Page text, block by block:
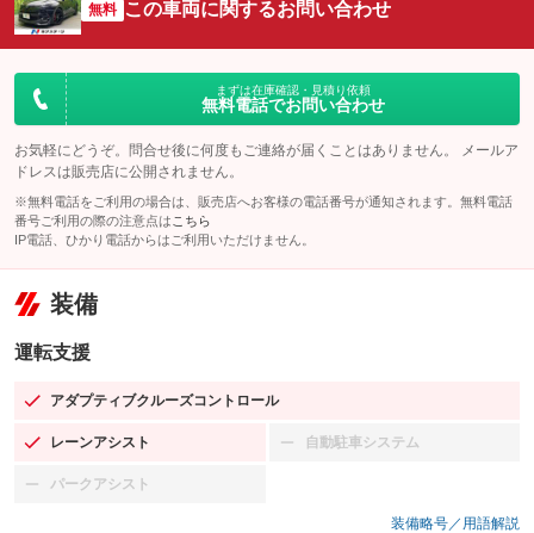
無料 この車両に関するお問い合わせ
まずは在庫確認・見積り依頼
無料電話でお問い合わせ
お気軽にどうぞ。問合せ後に何度もご連絡が届くことはありません。 メールア
ドレスは販売店に公開されません。
※無料電話をご利用の場合は、販売店へお客様の電話番号が通知されます。無料電話
番号ご利用の際の注意点は こちら
IP電話、ひかり電話からはご利用いただけません。
装備
運転支援
アダプティブクルーズコントロール
：装備あり
レーンアシスト
：装備あり 自動駐車システム
：装備なし
パークアシスト
：装備なし
装備略号／用語解説